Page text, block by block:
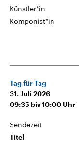
Künstler*in
Komponist*in
Tag für Tag
31. Juli 2026
09:35 bis 10:00 Uhr
Sendezeit
Titel